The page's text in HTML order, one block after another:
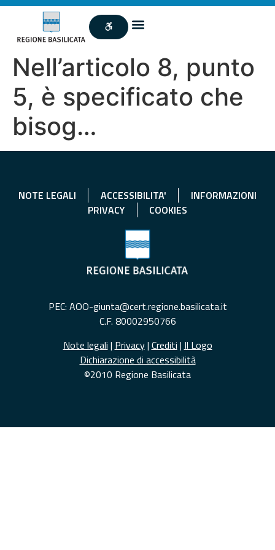
Nell’articolo 8, punto
5, è specificato che
bisog…
NOTE LEGALI ACCESSIBILITA'
INFORMAZIONI
PRIVACY
COOKIES
PEC: AOO-giunta@cert.regione.basilicata.it
C.F. 80002950766
Note legali | Privacy| Crediti | Il Logo
Dichiarazione di accessibilità
©2010 Regione Basilicata